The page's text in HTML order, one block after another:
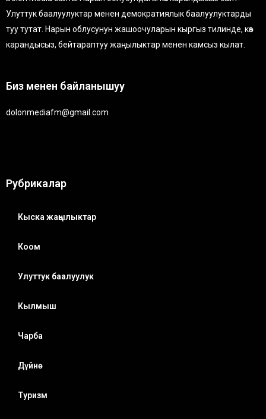
Улуттук баалуулуктар менен демократиялык баалуулуктарды
туу тутат. Нарын облусунун жашоочуларын кыргыз тилинде, көз
карандысыз, бейтараптуу жаңылыктар менен камсыз кылат.
Биз менен байланышуу
dolonmediafm@gmail.com
Рубрикалар
Кыска жаңылыктар
Коом
Улуттук баалуулук
Кылмыш
Чарба
Дүйнө
Туризм